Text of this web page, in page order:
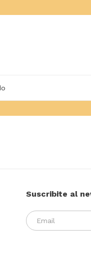
Suscribite al